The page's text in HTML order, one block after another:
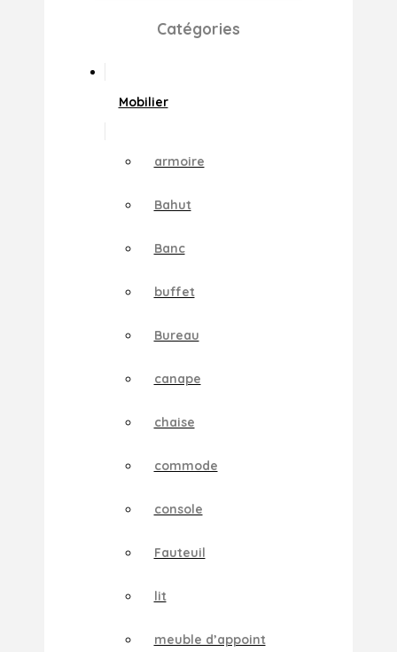
Catégories
Mobilier
armoire
Bahut
Banc
buffet
Bureau
canape
chaise
commode
console
Fauteuil
lit
meuble d’appoint